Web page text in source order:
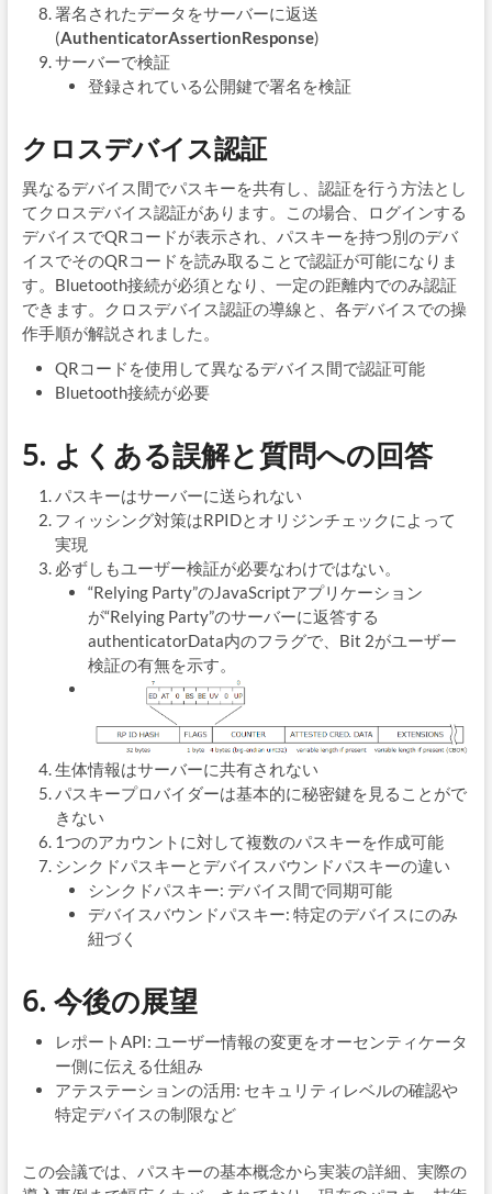
署名されたデータをサーバーに返送
(AuthenticatorAssertionResponse)
サーバーで検証
登録されている公開鍵で署名を検証
クロスデバイス認証
異なるデバイス間でパスキーを共有し、認証を行う方法とし
てクロスデバイス認証があります。この場合、ログインする
デバイスでQRコードが表示され、パスキーを持つ別のデバ
イスでそのQRコードを読み取ることで認証が可能になりま
す。Bluetooth接続が必須となり、一定の距離内でのみ認証
できます。クロスデバイス認証の導線と、各デバイスでの操
作手順が解説されました。
QRコードを使用して異なるデバイス間で認証可能
Bluetooth接続が必要
5. よくある誤解と質問への回答
パスキーはサーバーに送られない
フィッシング対策はRPIDとオリジンチェックによって
実現
必ずしもユーザー検証が必要なわけではない。
“Relying Party”のJavaScriptアプリケーション
が“Relying Party”のサーバーに返答する
authenticatorData内のフラグで、Bit 2がユーザー
検証の有無を示す。
生体情報はサーバーに共有されない
パスキープロバイダーは基本的に秘密鍵を見ることがで
きない
1つのアカウントに対して複数のパスキーを作成可能
シンクドパスキーとデバイスバウンドパスキーの違い
シンクドパスキー: デバイス間で同期可能
デバイスバウンドパスキー: 特定のデバイスにのみ
紐づく
6. 今後の展望
レポートAPI: ユーザー情報の変更をオーセンティケータ
ー側に伝える仕組み
アテステーションの活用: セキュリティレベルの確認や
特定デバイスの制限など
この会議では、パスキーの基本概念から実装の詳細、実際の